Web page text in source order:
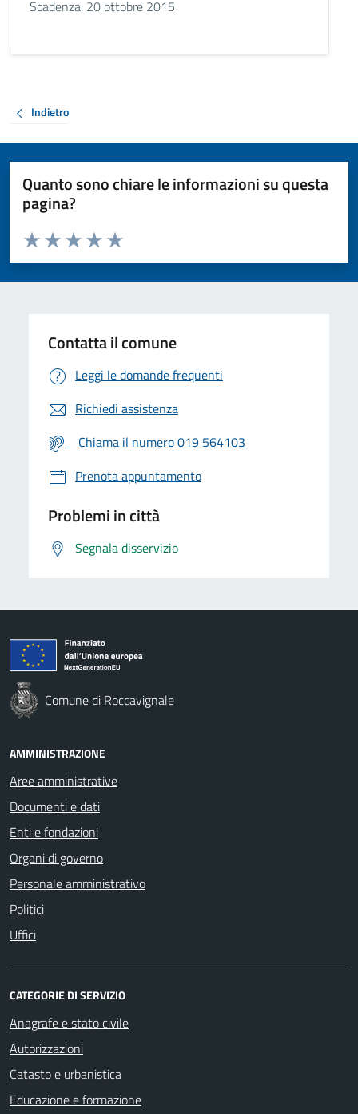
Scadenza: 20 ottobre 2015
Indietro
Quanto sono chiare le informazioni su questa
pagina?
Valuta da 1 a 5 stelle la pagina
Valuta 5 stelle su 5
Valuta 4 stelle su 5
Valuta 3 stelle su 5
Valuta 2 stelle su 5
Valuta 1 stelle su 5
Contatta il comune
Leggi le domande frequenti
Richiedi assistenza
Chiama il numero 019 564103
Prenota appuntamento
Problemi in città
Segnala disservizio
Comune di Roccavignale
AMMINISTRAZIONE
Aree amministrative
Documenti e dati
Enti e fondazioni
Organi di governo
Personale amministrativo
Politici
Uffici
CATEGORIE DI SERVIZIO
Anagrafe e stato civile
Autorizzazioni
Catasto e urbanistica
Educazione e formazione